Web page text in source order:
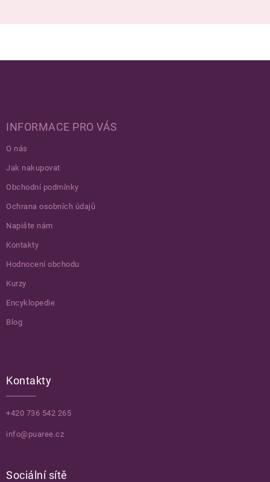
INFORMACE PRO VÁS
O nás
Jak nakupovat
Obchodní podmínky
Ochrana osobních údajů
Napište nám
Kontakty
Hodnocení obchodu
Kurzy
Encyklopedie
Blog
Kontakty
+420 736 542 265
info@puaree.cz
Sociální sítě